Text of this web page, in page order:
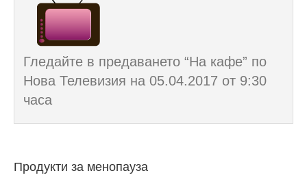
Гледайте в предаването “На кафе” по
Нова Телевизия на 05.04.2017 от 9:30
часа
Продукти за менопауза